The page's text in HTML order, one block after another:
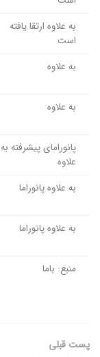
به علاوه ارتقا یافته
است
به علاوه
به علاوه
پانورامای پیشرفته به
علاوه
به علاوه پانوراما
به علاوه پانوراما
منبع: باما
پست قبلی